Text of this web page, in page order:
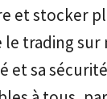
et stocker
le trading
et sa